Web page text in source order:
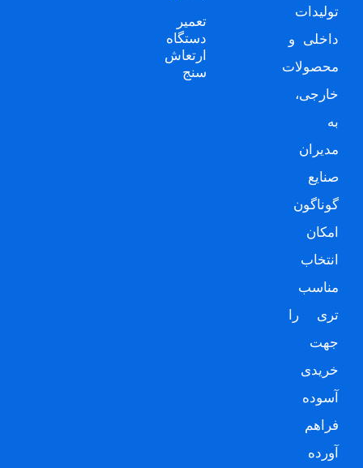
تولیدات
داخلی و
محصولات
خارجی،
به
مدیران
صنایع
گوناگون
امکان
انتخاب
مناسب
تری را
جهت
خریدی
آسوده
فراهم
آورده
تعمیر
دستگاه
ارتعاش
سنج